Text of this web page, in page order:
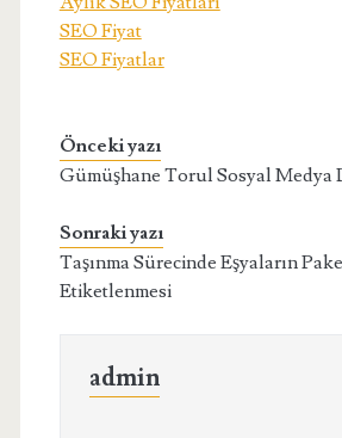
SEO Fiyat
SEO Fiyatlar
Önceki yazı
Gümüşhane Torul Sosyal Medya
Sonraki yazı
Taşınma Sürecinde Eşyaların
Etiketlenmesi
admin